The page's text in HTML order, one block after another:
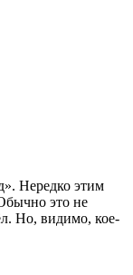
Нередко этим
это не
Но, видимо, кое-